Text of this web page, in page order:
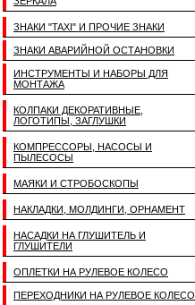
ЗНАКИ "TAXI" И ПРОЧИЕ ЗНАКИ
ЗНАКИ АВАРИЙНОЙ ОСТАНОВКИ
ИНСТРУМЕНТЫ И НАБОРЫ ДЛЯ
МОНТАЖА
КОЛПАКИ ДЕКОРАТИВНЫЕ,
ЛОГОТИПЫ, ЗАГЛУШКИ
КОМПРЕССОРЫ, НАСОСЫ И
ПЫЛЕСОСЫ
МАЯКИ И СТРОБОСКОПЫ
НАКЛАДКИ, МОЛДИНГИ, ОРНАМЕНТ
НАСАДКИ НА ГЛУШИТЕЛЬ И
ГЛУШИТЕЛИ
ОПЛЕТКИ НА РУЛЕВОЕ КОЛЕСО
ПЕРЕХОДНИКИ НА РУЛЕВОЕ КОЛЕСО